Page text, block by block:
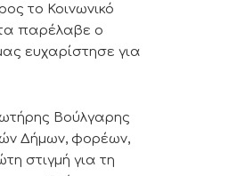
το Κοινωνικό
παρέλαβε ο
ευχαρίστησε για
Βούλγαρης
Δήμων, φορέων,
στιγμή για τη